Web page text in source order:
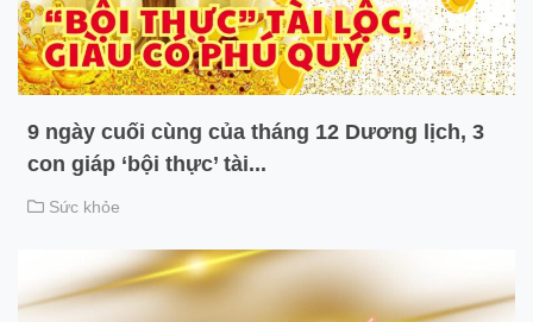
9 ngày cuối cùng của tháng 12 Dương lịch, 3
con giáp ‘bội thực’ tài...
Sức khỏe